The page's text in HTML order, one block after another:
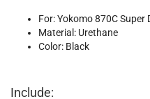
For: Yokomo 870C
Material: Urethane
Color: Black
Include: